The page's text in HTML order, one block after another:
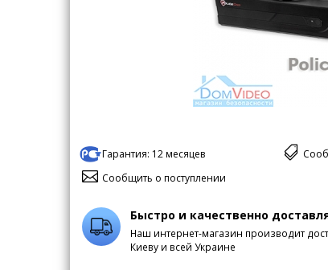
Гарантия: 12 месяцев
Сообщить о поступлении
Быстро и качественно
Наш интернет-магазин производит
Киеву и всей Украине